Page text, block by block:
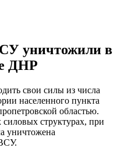
уничтожили в
ДНР
свои силы из числа
населенного пункта
областью.
структурах, при
уничтожена